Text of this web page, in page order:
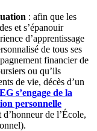
: afin que les
et s’épanouir
d’apprentissage
de tous ses
financier de
ou qu’ils
de vie, décès d’un
s’engage de la
personnelle
de l’École,